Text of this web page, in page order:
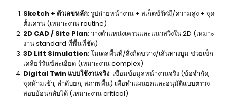
Sketch + ตัวเลขหลัก: รูปถ่ายหน้างาน + สเก็ตช์รัศมี/ความสูง + จุด
ตั้งเครน (เหมาะงาน routine)
2D CAD / Site Plan: วางตำแหน่งเครนและแนวสวิงใน 2D (เหมาะ
งาน standard ที่พื้นที่ชัด)
3D Lift Simulation: โมเดลพื้นที่/สิ่งกีดขวาง/เส้นทางบูม ช่วยเช็ก
เคลียร์รันซ์ละเอียด (เหมาะงาน complex)
Digital Twin แบบใช้งานจริง: เชื่อมข้อมูลหน้างานจริง (ข้อจำกัด,
จุดห้ามเข้า, ลำดับยก, สภาพพื้น) เพื่อทำแผนยกและอนุมัติแบบตรวจ
สอบย้อนกลับได้ (เหมาะงาน critical)